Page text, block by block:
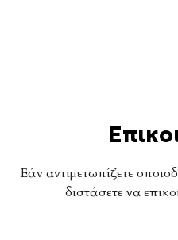
Εάν αντιμετωπίζετε
διστάσετε να